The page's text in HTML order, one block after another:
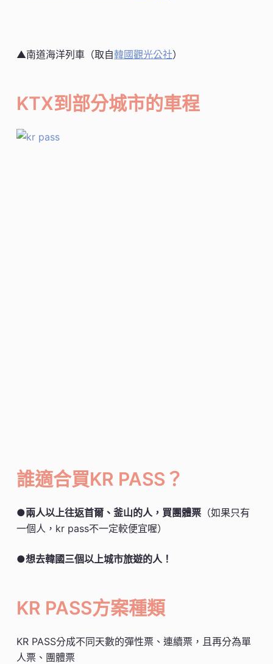
▲南道海洋列車（取自韓國觀光公社）
KTX到部分城市的車程
誰適合買KR PASS？
●兩人以上往返首爾、釜山的人，買團體票（如果只有
一個人，kr pass不一定較便宜喔）
●想去韓國三個以上城市旅遊的人！
KR PASS方案種類
KR PASS分成不同天數的彈性票、連續票，且再分為單
人票、團體票